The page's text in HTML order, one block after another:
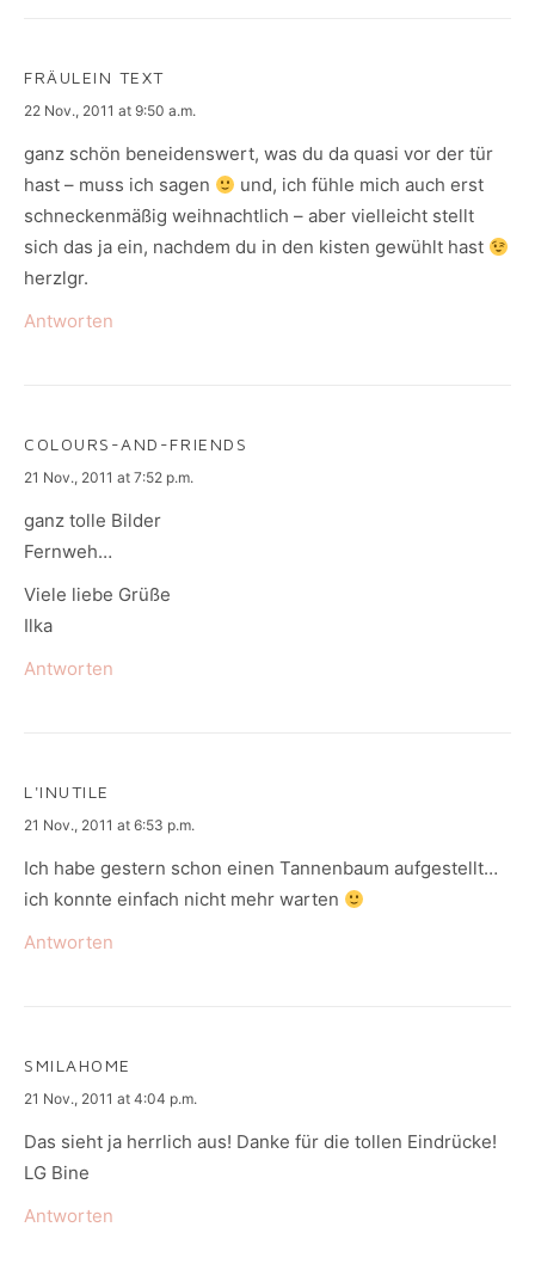
FRÄULEIN TEXT
says:
22 Nov., 2011 at 9:50 a.m.
ganz schön beneidenswert, was du da quasi vor der tür
hast – muss ich sagen
und, ich fühle mich auch erst
schneckenmäßig weihnachtlich – aber vielleicht stellt
sich das ja ein, nachdem du in den kisten gewühlt hast
herzlgr.
Antworten
COLOURS-AND-FRIENDS
says:
21 Nov., 2011 at 7:52 p.m.
ganz tolle Bilder
Fernweh…
Viele liebe Grüße
Ilka
Antworten
L'INUTILE
says:
21 Nov., 2011 at 6:53 p.m.
Ich habe gestern schon einen Tannenbaum aufgestellt…
ich konnte einfach nicht mehr warten
Antworten
SMILAHOME
says:
21 Nov., 2011 at 4:04 p.m.
Das sieht ja herrlich aus! Danke für die tollen Eindrücke!
LG Bine
Antworten